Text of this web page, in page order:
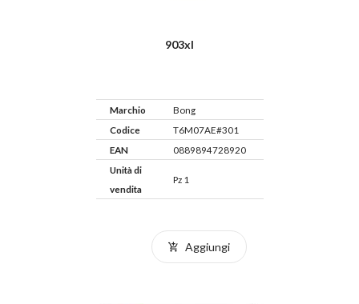
903xl
Marchio
Bong
Codice
T6M07AE#301
EAN
0889894728920
Unità di
vendita
Pz 1
Aggiungi